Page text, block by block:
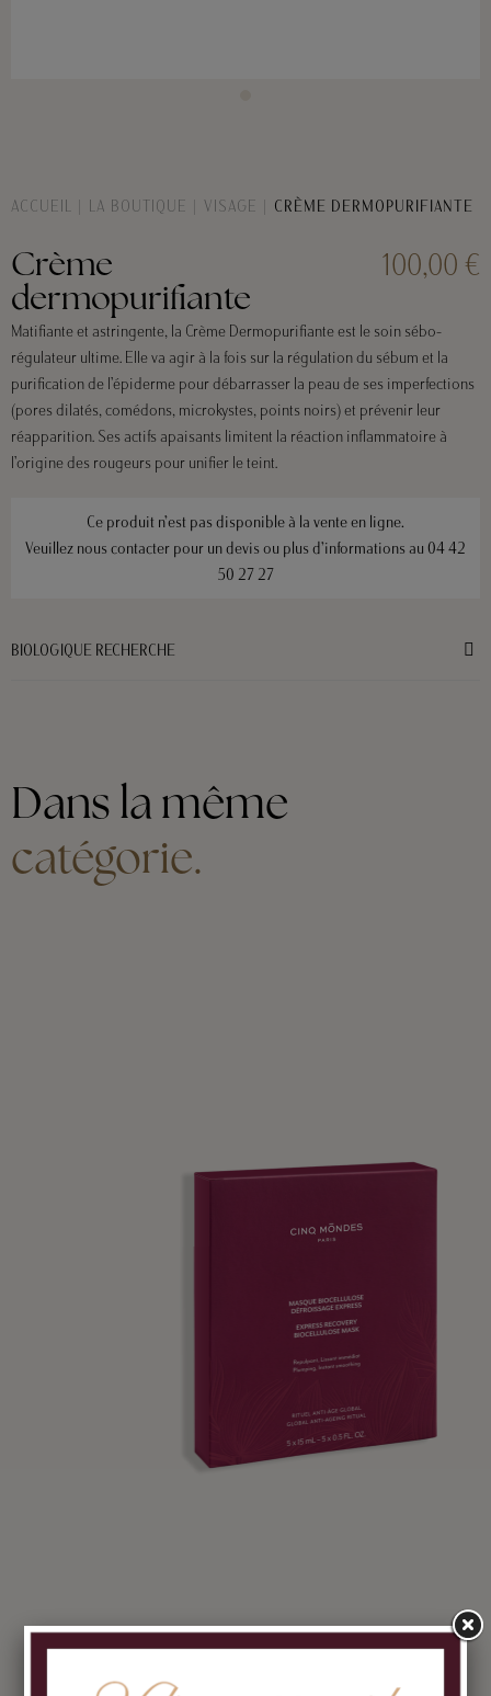
ACCUEIL LA BOUTIQUE VISAGE CRÈME DERMOPURIFIANTE
Crème
dermopurifiante
100,00 €
Matifiante et astringente, la Crème Dermopurifiante est le soin sébo-
régulateur ultime. Elle va agir à la fois sur la régulation du sébum et la
purification de l’épiderme pour débarrasser la peau de ses imperfections
(pores dilatés, comédons, microkystes, points noirs) et prévenir leur
réapparition. Ses actifs apaisants limitent la réaction inflammatoire à
l’origine des rougeurs pour unifier le teint.
Ce produit n’est pas disponible à la vente en ligne.
Veuillez nous contacter pour un devis ou plus d’informations au 04 42
50 27 27
BIOLOGIQUE RECHERCHE
Dans la même
catégorie.